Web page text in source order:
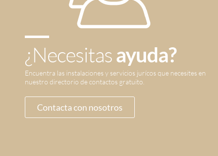
¿Necesitasayuda?
Encuentra las instalaciones y servicios jurícos que necesites en
nuestro directorio de contactos gratuito.
Contacta con nosotros